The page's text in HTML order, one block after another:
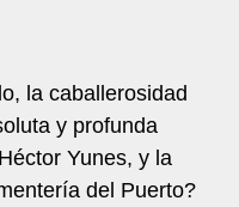
la caballerosidad
y profunda
Yunes, y la
del Puerto?